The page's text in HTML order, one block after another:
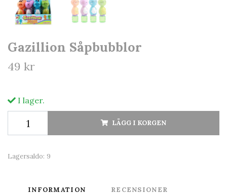
Gazillion Såpbubblor
49 kr
I lager.
LÄGG I KORGEN
Lagersaldo: 9
INFORMATION RECENSIONER